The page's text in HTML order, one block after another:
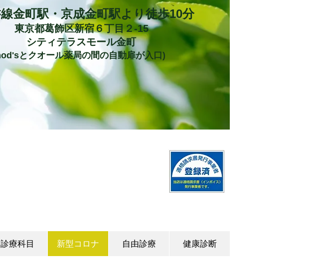
金町駅・京成金町駅より徒歩10分
東京都葛飾区新宿６丁目２-15
シティテラスモール金町
クオール薬局の間の自動扉が入口)
診療科目 新型コロナ 自由診療 健康診断